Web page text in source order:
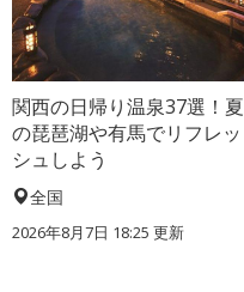
関西の日帰り温泉37選！夏
の琵琶湖や有馬でリフレッ
シュしよう
全国
2026年8月7日 18:25 更新